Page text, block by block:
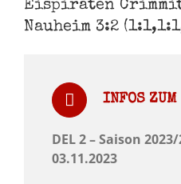
Eispiraten
Nauheim 3:2
INFOS
DEL 2 – Saison
03.11.2023